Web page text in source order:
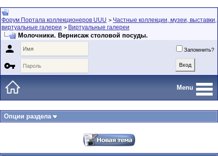
Форум Портала коллекционеров UUU > Частные коллекции, музеи, выставки,
виртуальные галереи > Виртуальные галереи
Молочники. Вернисаж столовой посуды.
 Запомнить?

Menu
Опции раздела